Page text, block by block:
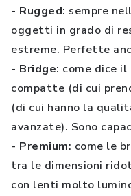
- Rugged: sempre
oggetti in grado di
estreme. Perfette
- Bridge: come dice
compatte (di cui
(di cui hanno la
avanzate). Sono
- Premium: come le
tra le dimensioni
con lenti molto